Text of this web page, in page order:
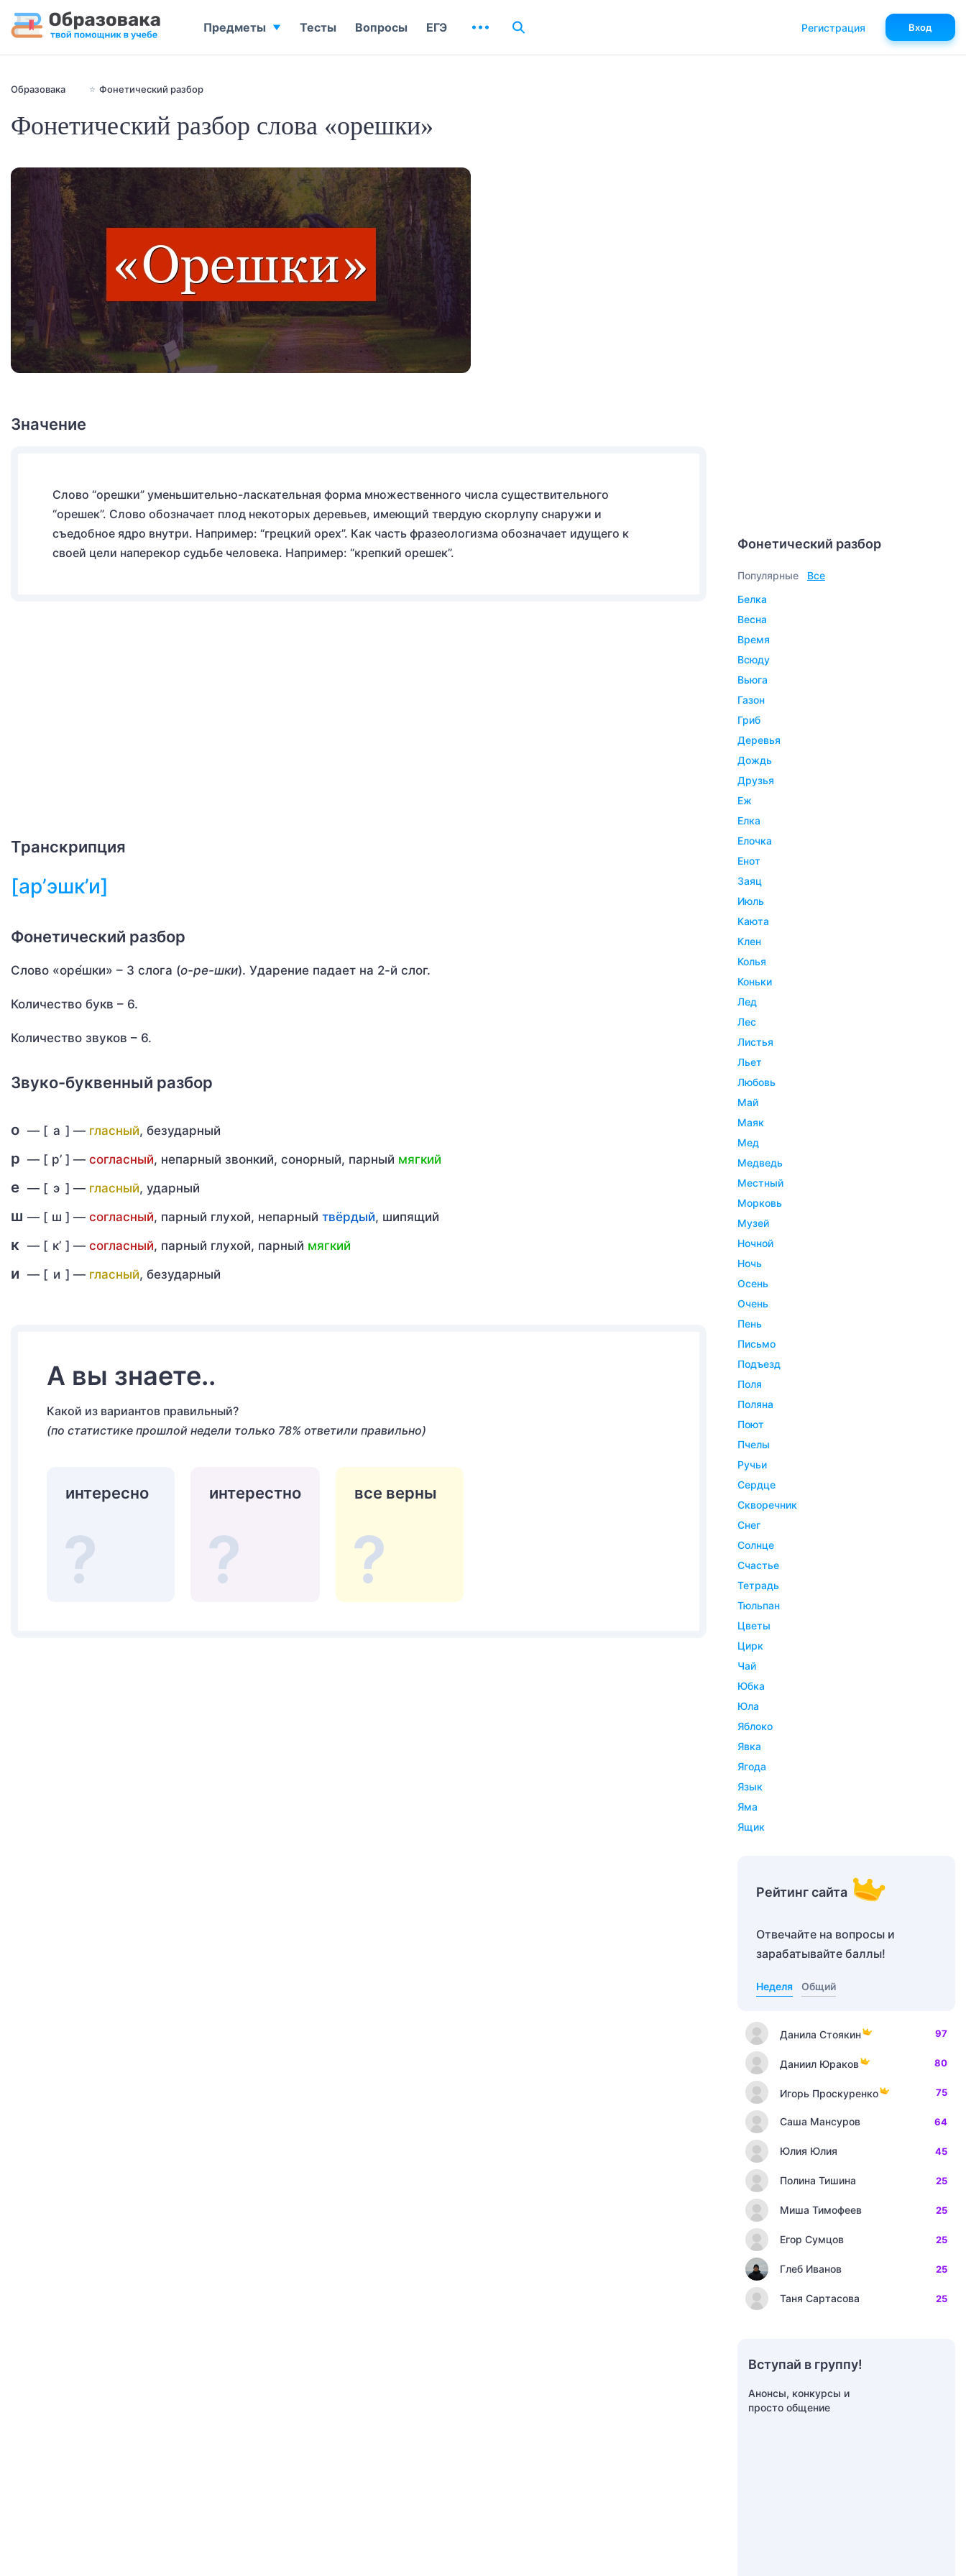
Образовака ⭐ Фонетический разбор
Фонетический разбор слова «орешки»
Значение
Слово “орешки” уменьшительно-ласкательная форма множественного числа существительного
“орешек”. Слово обозначает плод некоторых деревьев, имеющий твердую скорлупу снаружи и
съедобное ядро внутри. Например: “грецкий орех”. Как часть фразеологизма обозначает идущего к
своей цели наперекор судьбе человека. Например: “крепкий орешек”.
Транскрипция
[ар’эшк’и]
Фонетический разбор
Слово «оре́шки» – 3 слога (о-ре-шки). Ударение падает на 2-й слог.
Количество букв – 6.
Количество звуков – 6.
Звуко-буквенный разбор
о — [ а ] — гласный, безударный
р — [ р’ ] — согласный, непарный звонкий, сонорный, парный мягкий
е — [ э ] — гласный, ударный
ш — [ ш ] — согласный, парный глухой, непарный твёрдый, шипящий
к — [ к’ ] — согласный, парный глухой, парный мягкий
и — [ и ] — гласный, безударный
А вы знаете..
Какой из вариантов правильный?
(по статистике прошлой недели только 78% ответили правильно)
интересно интерестно все верны
Фонетический разбор
Популярные
Все
белка
весна
время
всюду
вьюга
газон
гриб
деревья
дождь
друзья
еж
елка
елочка
енот
заяц
июль
каюта
клен
колья
коньки
лед
лес
листья
льет
любовь
май
маяк
мед
медведь
местный
морковь
музей
ночной
ночь
осень
очень
пень
письмо
подъезд
поля
поляна
поют
пчелы
ручьи
сердце
скворечник
снег
солнце
счастье
тетрадь
тюльпан
цветы
цирк
чай
юбка
юла
яблоко
явка
ягода
язык
яма
ящик
Рейтинг сайта
Отвечайте на вопросы и
зарабатывайте баллы!
Неделя Общий
Данила Стоякин 97
Даниил Юраков 80
Игорь Проскуренко 75
Саша Мансуров 64
Юлия Юлия 45
Полина Тишина 25
Миша Тимофеев 25
Егор Сумцов 25
Глеб Иванов 25
Таня Сартасова 25
Вступай в группу!
Анонсы, конкурсы и
просто общение
Предметы Тесты Вопросы ЕГЭ Регистрация Вход